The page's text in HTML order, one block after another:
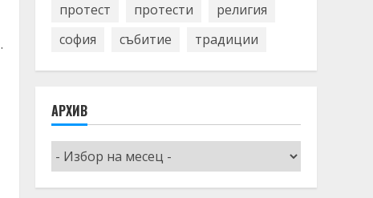
.
протест
протести
религия
софия
събитие традиции
АРХИВ
Архив